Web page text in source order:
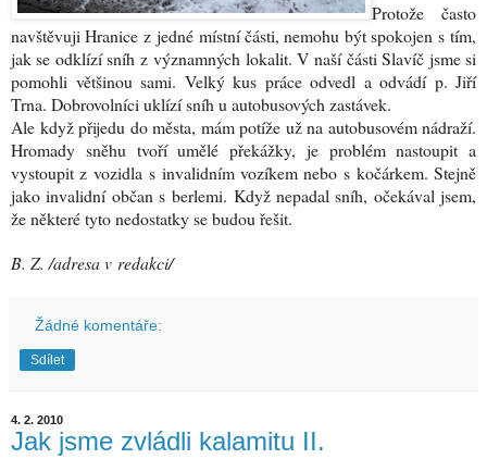
Protože často
navštěvuji Hranice z jedné místní části, nemohu být spokojen s tím,
jak se odklízí sníh z významných lokalit. V naší části Slavíč jsme si
pomohli většinou sami. Velký kus práce odvedl a odvádí p. Jiří
Trna. Dobrovolníci uklízí sníh u autobusových zastávek.
Ale když přijedu do města, mám potíže už na autobusovém nádraží.
Hromady sněhu tvoří umělé překážky, je problém nastoupit a
vystoupit z vozidla s invalidním vozíkem nebo s kočárkem. Stejně
jako invalidní občan s berlemi. Když nepadal sníh, očekával jsem,
že některé tyto nedostatky se budou řešit.
B. Z. /adresa v redakci/
Žádné komentáře:
Sdílet
4. 2. 2010
Jak jsme zvládli kalamitu II.